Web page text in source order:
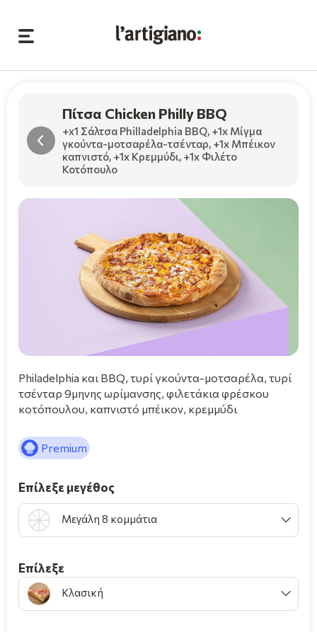
Πίτσα Chicken Philly BBQ
+x1 Σάλτσα Philladelphia BBQ, +1x Μίγμα
γκούντα-μοτσαρέλα-τσένταρ, +1x Μπέικον
καπνιστό, +1x Κρεμμύδι, +1x Φιλέτο
Κοτόπουλο
Philadelphia και BBQ, τυρί γκούντα-μοτσαρέλα, τυρί
τσένταρ 9μηνης ωρίμανσης, φιλετάκια φρέσκου
κοτόπουλου, καπνιστό μπέικον, κρεμμύδι
Premium
Επίλεξε μεγέθος
Μεγάλη 8 κομμάτια
Επίλεξε
Κλασική